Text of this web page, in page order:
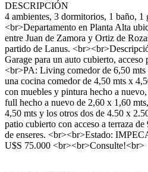
DESCRIPCIÓN
4 ambientes, 3 dormitorios, 1 baño, 1
<br>Departamento en Planta Alta
entre Juan de Zamora y Ortiz de
partido de Lanus.
Garage para un auto cubierto, acceso
<br>PA: Living comedor de 6,50 mts
una cocina comedor de 4,50 mts x
con muebles y pintura hecho a
full hecho a nuevo de 2,60 x 1,60
4,50 mts y los otros dos de 4.50 x
patio cubierto con acceso a terraza
de enseres. <br><br>Estado:
U$S 75.000 <br><br>Consulte!<br>